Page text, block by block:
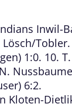
Inwil-
Lösch/Tobler.
1:0. 10.
6:2.
Kloten-